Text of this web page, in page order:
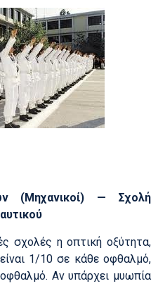
(Μηχανικοί) — Σχολή
σχολές η οπτική οξύτητα,
1/10 σε κάθε οφθαλμό,
Αν υπάρχει μυωπία